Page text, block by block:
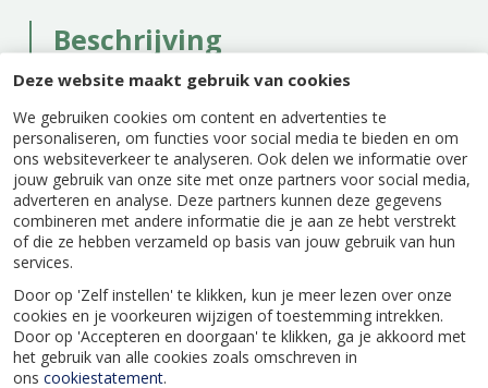
Deze website maakt gebruik van cookies
We gebruiken cookies om content en advertenties te
personaliseren, om functies voor social media te bieden en om
ons websiteverkeer te analyseren. Ook delen we informatie over
jouw gebruik van onze site met onze partners voor social media,
adverteren en analyse. Deze partners kunnen deze gegevens
combineren met andere informatie die je aan ze hebt verstrekt
of die ze hebben verzameld op basis van jouw gebruik van hun
services.
Door op 'Zelf instellen' te klikken, kun je meer lezen over onze
cookies en je voorkeuren wijzigen of toestemming intrekken.
Door op 'Accepteren en doorgaan' te klikken, ga je akkoord met
het gebruik van alle cookies zoals omschreven in
ons cookiestatement.
Beschrijving
Pokon Graszaad Inzaai is speciaal samengesteld
voor het inzaaien van een nieuw gazon. Het
bevat een startvoeding. Het graszaad is uniek
vanwege het zelfherstellende vermogen. Het
mengsel kiemt snel en zorgt voor een sterke,
dichte grasmat. Geschikt voor gebruik in het
voorjaar, zomer en najaar voor een goede start
van het gazon.
Houd je gazon in topconditie door het drie keer
per jaar te bemesten: in het voorjaar, rond de
zomer en in het najaar.